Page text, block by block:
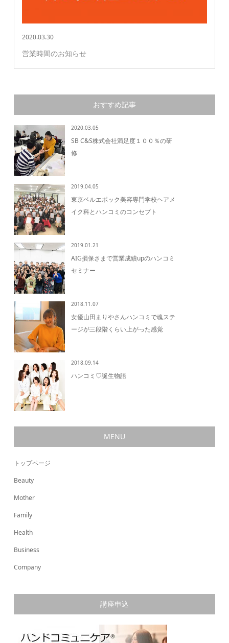
2020.03.30
営業時間のお知らせ
おすすめ記事
2020.03.05
SB C&S株式会社満足度１００％の研
修
2019.04.05
東京ベルエポック美容専門学校ヘアメ
イク科とハンコミのコンセプト
2019.01.21
AIG損保さまで営業成績upのハンコミ
セミナー
2018.11.07
女優山田まりやさんハンコミで魂ステ
ージが三段階くらい上がった感覚
2018.09.14
ハンコミ♡誕生物語
MENU
トップページ
Beauty
Mother
Family
Health
Business
Company
講座申込